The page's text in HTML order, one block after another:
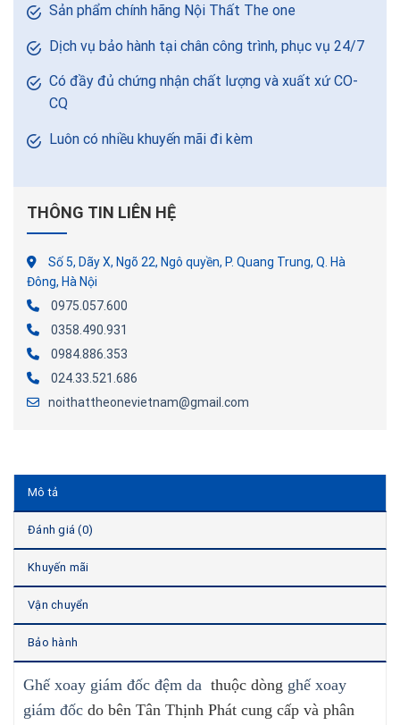
Sản phẩm chính hãng Nội Thất The one
Dịch vụ bảo hành tại chân công trình, phục vụ 24/7
Có đầy đủ chứng nhận chất lượng và xuất xứ CO-
CQ
Luôn có nhiều khuyến mãi đi kèm
THÔNG TIN LIÊN HỆ
Số 5, Dãy X, Ngõ 22, Ngô quyền, P. Quang Trung, Q. Hà
Đông, Hà Nội
0975.057.600
0358.490.931
0984.886.353
024.33.521.686
noithattheonevietnam@gmail.com
Mô tả
Đánh giá (0)
Khuyến mãi
Vận chuyển
Bảo hành
Ghế xoay giám đốc đệm da thuộc dòng ghế xoay
giám đốc do bên Tân Thịnh Phát cung cấp và phân